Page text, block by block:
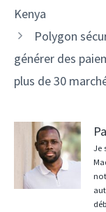
Kenya
Polygon
générer des
plus de 30
Je